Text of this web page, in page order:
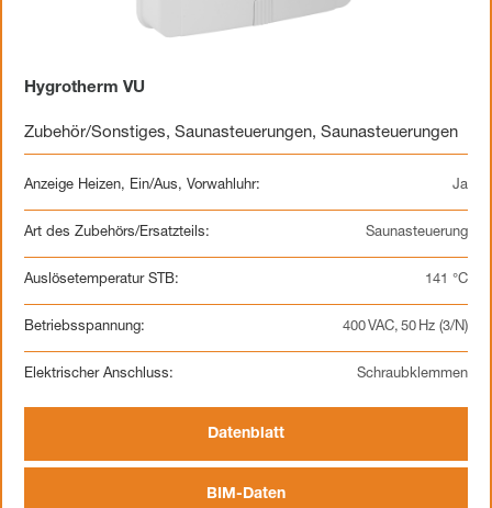
Hygrotherm VU
Zubehör/Sonstiges, Saunasteuerungen, Saunasteuerungen
Anzeige Heizen, Ein/Aus, Vorwahluhr: Ja
Art des Zubehörs/Ersatzteils: Saunasteuerung
Auslösetemperatur STB: 141 °C
Betriebsspannung: 400 VAC, 50 Hz (3/N)
Elektrischer Anschluss: Schraubklemmen
Datenblatt
BIM-Daten